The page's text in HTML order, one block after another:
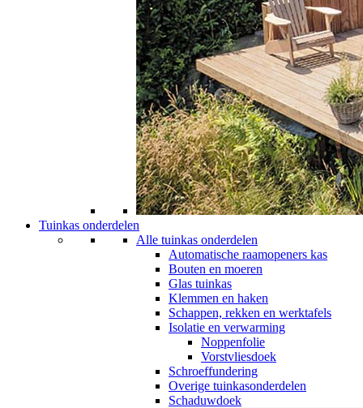
Tuinkas onderdelen
Alle tuinkas onderdelen
Automatische raamopeners kas
Bouten en moeren
Glas tuinkas
Klemmen en haken
Schappen, rekken en werktafels
Isolatie en verwarming
Noppenfolie
Vorstvliesdoek
Schroeffundering
Overige tuinkasonderdelen
Schaduwdoek